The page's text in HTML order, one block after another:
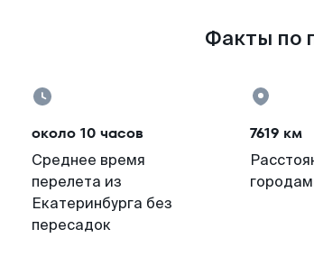
Факты по
около 10 часов
Среднее время
перелета из
Екатеринбурга без
пересадок
7619 км